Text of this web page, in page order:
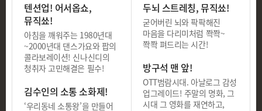
텐션업! 어서옵쇼,
뮤직쑈!
아침을 깨워주는 1980년대
~2000년대 댄스가요와 팝의
콜라보레이션! 신나신디의
청취자 고민해결은 필수!
김수인의 소통 소화제!
‘우리동네 소통왕’을 만들어
두뇌 스트레칭, 뮤직쑈!
굳어버린 뇌와 팍팍해진
마음을 다리미처럼 쫙쫙~
쫙쫙 펴드리는 시간!
방구석 맨 앞!
OTT범람시대. 아날로그 감성
업그레이드! 주말의 명화, 그
시대 그 영화를 재연하고,